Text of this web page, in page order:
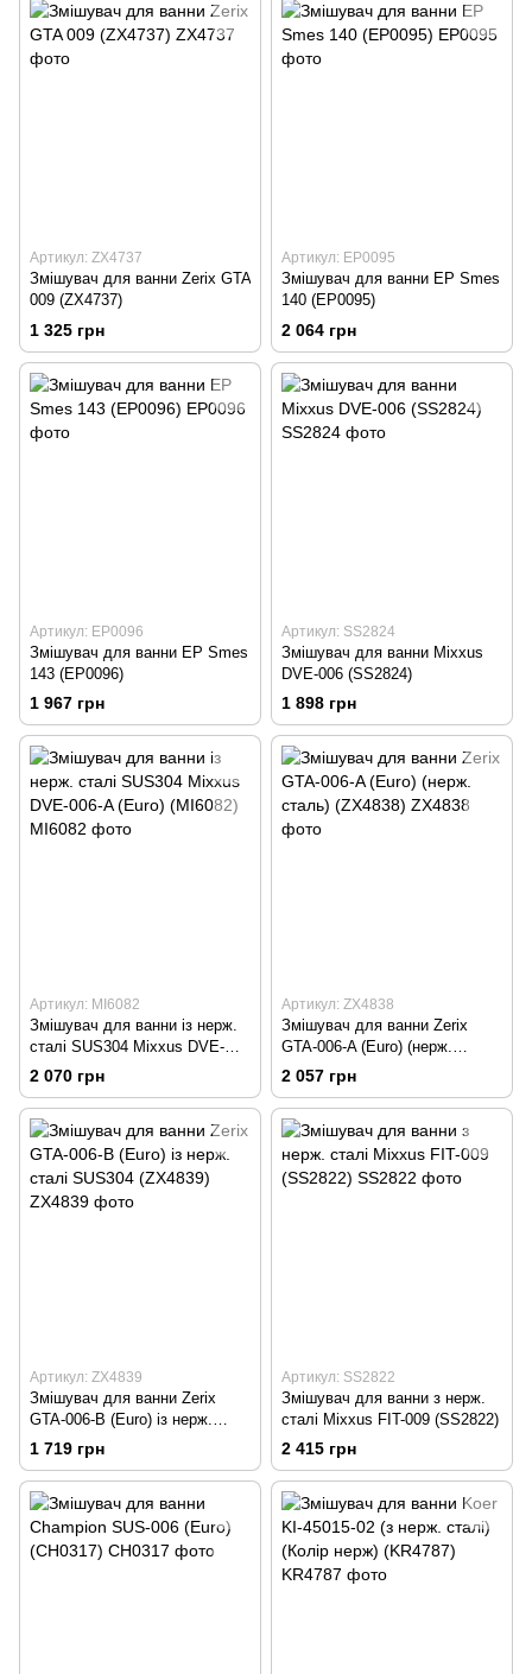
Артикул: ZX4737
Змішувач для ванни Zerix GTA
009 (ZX4737)
1 325 грн
Артикул: EP0095
Змішувач для ванни EP Smes
140 (EP0095)
2 064 грн
Артикул: EP0096
Змішувач для ванни EP Smes
143 (EP0096)
1 967 грн
Артикул: SS2824
Змішувач для ванни Mixxus
DVE-006 (SS2824)
1 898 грн
Артикул: MI6082
Змішувач для ванни із нерж.
сталі SUS304 Mixxus DVE-
006-A (Euro) (MI6082)
2 070 грн
Артикул: ZX4838
Змішувач для ванни Zerix
GTA-006-A (Euro) (нерж.
сталь) (ZX4838)
2 057 грн
Артикул: ZX4839
Змішувач для ванни Zerix
GTA-006-B (Euro) із нерж.
сталі SUS304 (ZX4839)
1 719 грн
Артикул: SS2822
Змішувач для ванни з нерж.
сталі Mixxus FIT-009 (SS2822)
2 415 грн